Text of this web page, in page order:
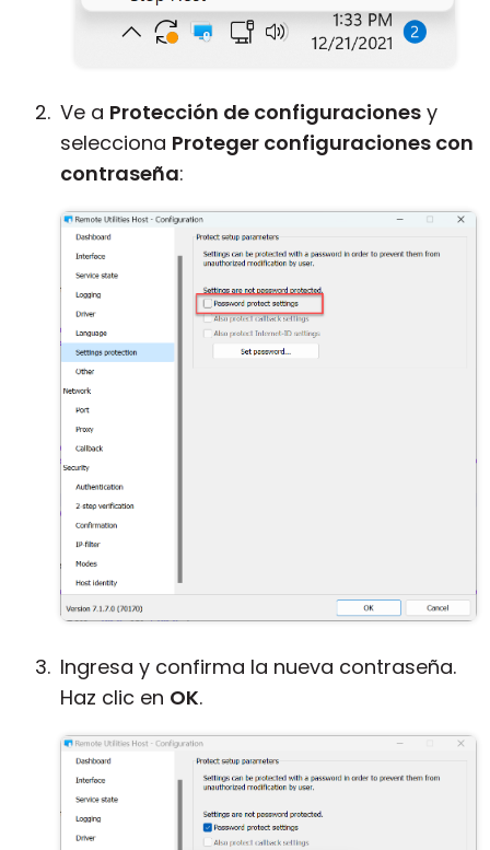
Ve a Protección de configuraciones y
selecciona Proteger configuraciones con
contraseña:
Ingresa y confirma la nueva contraseña.
Haz clic en OK.